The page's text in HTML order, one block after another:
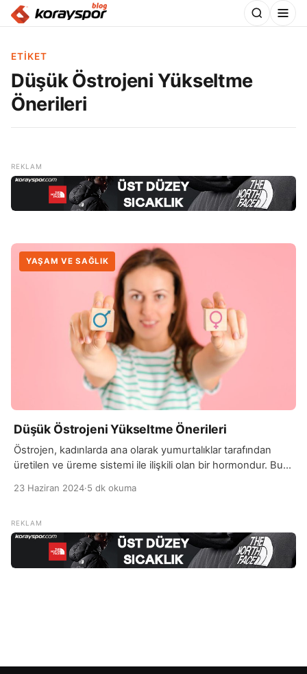
ETIKET
Düşük Östrojeni Yükseltme
Önerileri
YAŞAM VE SAĞLIK
Düşük Östrojeni Yükseltme Önerileri
Östrojen, kadınlarda ana olarak yumurtalıklar tarafından
üretilen ve üreme sistemi ile ilişkili olan bir hormondur. Bu
döngüsünün düzenlenmesinde ve vücuttaki birçok
sağlığını korumak, kolesterol seviyelerini düzenlemek, cilt
sağlığını etkilemek ve birçok metabolik süreci düzenlemek
gibi görevleri de vardır. Düşük östrojen seviyeleri […]
23 Haziran 2024·5 dk okuma